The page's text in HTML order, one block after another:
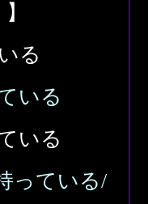
】
る
いる
いる
っている/